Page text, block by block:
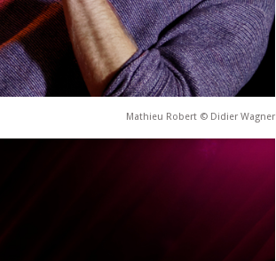
Mathieu Robert © Didier Wagner